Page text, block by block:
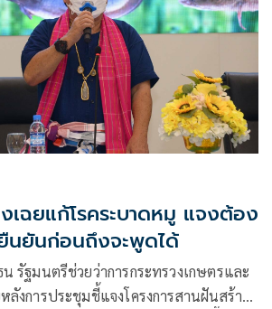
เฉยแก้โรคระบาดหมู แจงต้อง
นยันก่อนถึงจะพูดได้
รัฐมนตรีช่วยว่าการกระทรวงเกษตรและ
งการประชุมชี้แจงโครงการสานฝันสร้าง